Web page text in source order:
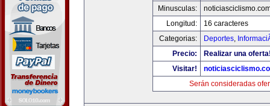
Minusculas:
Longitud:
16 caracteres
Categorias:
Deportes,
Precio:
Realizar una
Visitar!
Serán consideradas